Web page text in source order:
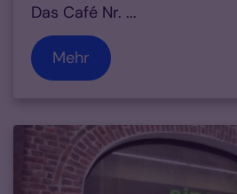
Das Café Nr. ...
Mehr